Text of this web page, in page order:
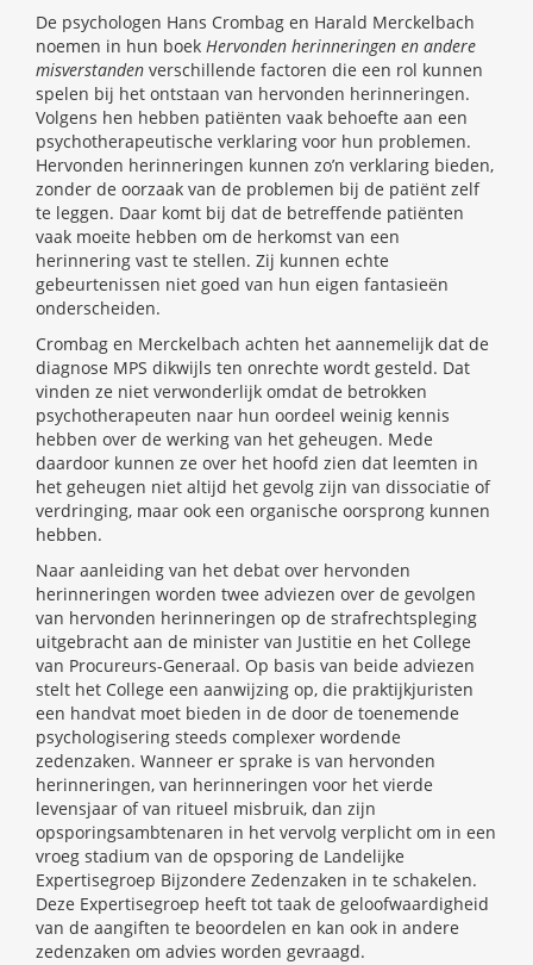
De psychologen Hans Crombag en Harald Merckelbach
noemen in hun boek Hervonden herinneringen en andere
misverstanden verschillende factoren die een rol kunnen
spelen bij het ontstaan van hervonden herinneringen.
Volgens hen hebben patiënten vaak behoefte aan een
psychotherapeutische verklaring voor hun problemen.
Hervonden herinneringen kunnen zo’n verklaring bieden,
zonder de oorzaak van de problemen bij de patiënt zelf
te leggen. Daar komt bij dat de betreffende patiënten
vaak moeite hebben om de herkomst van een
herinnering vast te stellen. Zij kunnen echte
gebeurtenissen niet goed van hun eigen fantasieën
onderscheiden.
Crombag en Merckelbach achten het aannemelijk dat de
diagnose MPS dikwijls ten onrechte wordt gesteld. Dat
vinden ze niet verwonderlijk omdat de betrokken
psychotherapeuten naar hun oordeel weinig kennis
hebben over de werking van het geheugen. Mede
daardoor kunnen ze over het hoofd zien dat leemten in
het geheugen niet altijd het gevolg zijn van dissociatie of
verdringing, maar ook een organische oorsprong kunnen
hebben.
Naar aanleiding van het debat over hervonden
herinneringen worden twee adviezen over de gevolgen
van hervonden herinneringen op de strafrechtspleging
uitgebracht aan de minister van Justitie en het College
van Procureurs-Generaal. Op basis van beide adviezen
stelt het College een aanwijzing op, die praktijkjuristen
een handvat moet bieden in de door de toenemende
psychologisering steeds complexer wordende
zedenzaken. Wanneer er sprake is van hervonden
herinneringen, van herinneringen voor het vierde
levensjaar of van ritueel misbruik, dan zijn
opsporingsambtenaren in het vervolg verplicht om in een
vroeg stadium van de opsporing de Landelijke
Expertisegroep Bijzondere Zedenzaken in te schakelen.
Deze Expertisegroep heeft tot taak de geloofwaardigheid
van de aangiften te beoordelen en kan ook in andere
zedenzaken om advies worden gevraagd.